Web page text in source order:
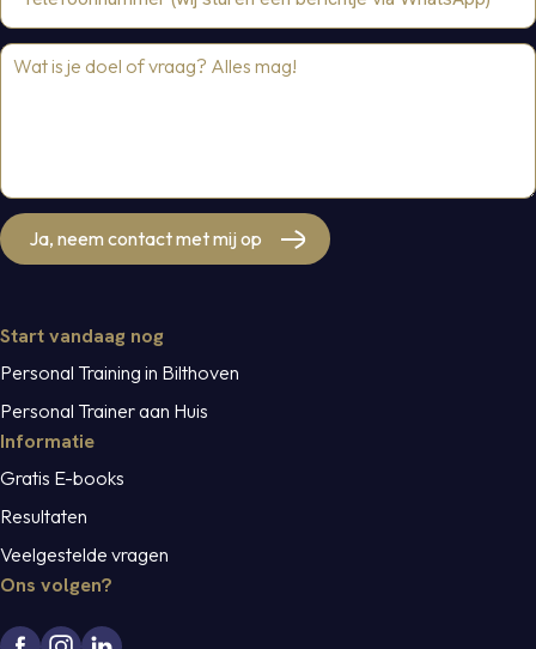
Ja, neem contact met mij op
Start vandaag nog
Personal Training in Bilthoven
Personal Trainer aan Huis
Informatie
Gratis E-books
Resultaten
Veelgestelde vragen
Ons volgen?